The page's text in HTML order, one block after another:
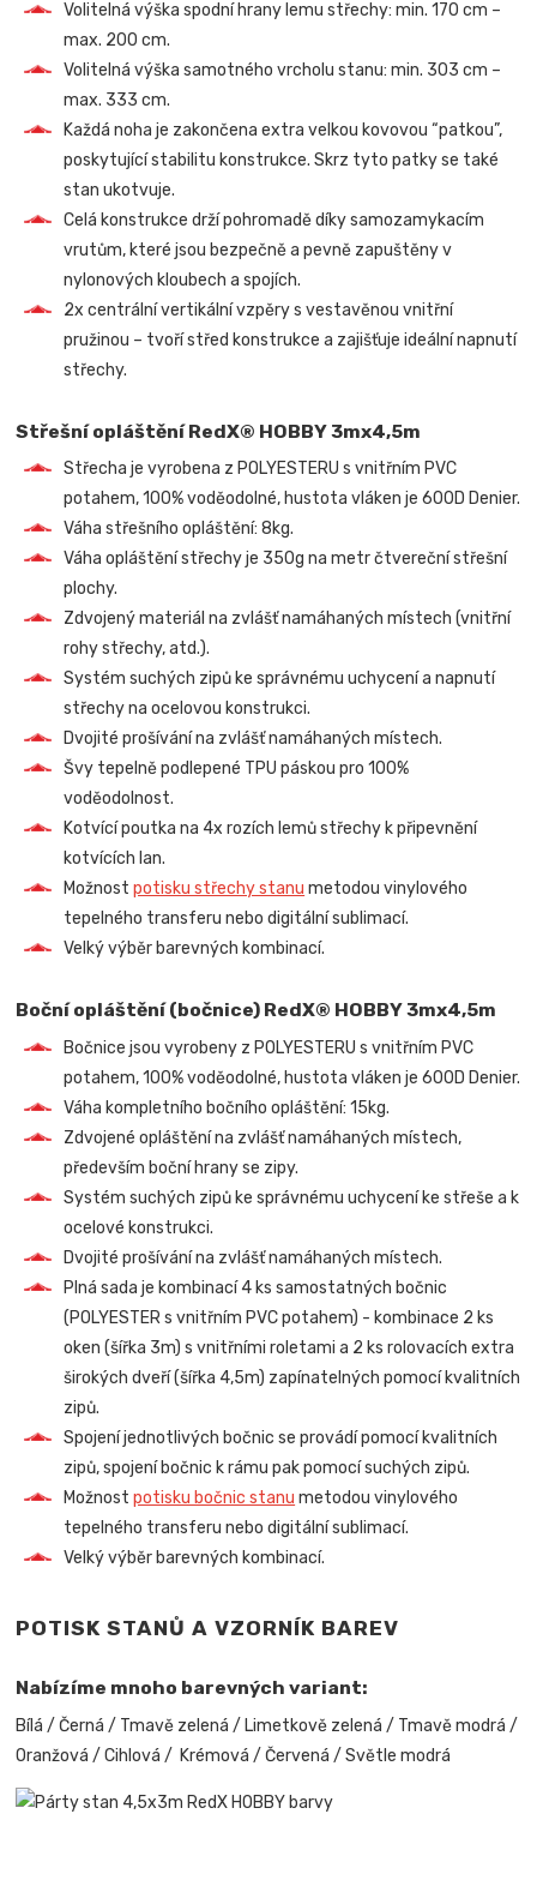
Volitelná výška spodní hrany lemu střechy: min. 170 cm –
max. 200 cm.
Volitelná výška samotného vrcholu stanu: min. 303 cm –
max. 333 cm.
Každá noha je zakončena extra velkou kovovou “patkou”,
poskytující stabilitu konstrukce. Skrz tyto patky se také
stan ukotvuje.
Celá konstrukce drží pohromadě díky samozamykacím
vrutům, které jsou bezpečně a pevně zapuštěny v
nylonových kloubech a spojích.
2x centrální vertikální vzpěry s vestavěnou vnitřní
pružinou – tvoří střed konstrukce a zajišťuje ideální napnutí
střechy.
Střešní opláštění RedX® HOBBY 3mx4,5m
Střecha je vyrobena z POLYESTERU s vnitřním PVC
potahem, 100% voděodolné, hustota vláken je 600D Denier.
Váha střešního opláštění: 8kg.
Váha opláštění střechy je 350g na metr čtvereční střešní
plochy.
Zdvojený materiál na zvlášť namáhaných místech (vnitřní
rohy střechy, atd.).
Systém suchých zipů ke správnému uchycení a napnutí
střechy na ocelovou konstrukci.
Dvojité prošívání na zvlášť namáhaných místech.
Švy tepelně podlepené TPU páskou pro 100%
voděodolnost.
Kotvící poutka na 4x rozích lemů střechy k připevnění
kotvících lan.
Možnostpotisku střechy stanu metodou vinylového
tepelného transferu nebo digitální sublimací.
Velký výběr barevných kombinací.
Boční opláštění (bočnice) RedX® HOBBY 3mx4,5m
Bočnice jsou vyrobeny z POLYESTERU s vnitřním PVC
potahem, 100% voděodolné, hustota vláken je 600D Denier.
Váha kompletního bočního opláštění: 15kg.
Zdvojené opláštění na zvlášť namáhaných místech,
především boční hrany se zipy.
Systém suchých zipů ke správnému uchycení ke střeše a k
ocelové konstrukci.
Dvojité prošívání na zvlášť namáhaných místech.
Plná sada je kombinací 4 ks samostatných bočnic
(POLYESTER s vnitřním PVC potahem) - kombinace 2 ks
oken (šířka 3m) s vnitřními roletami a 2 ks rolovacích extra
širokých dveří (šířka 4,5m) zapínatelných pomocí kvalitních
zipů.
Spojení jednotlivých bočnic se provádí pomocí kvalitních
zipů, spojení bočnic k rámu pak pomocí suchých zipů.
Možnostpotisku bočnic stanu metodou vinylového
tepelného transferu nebo digitální sublimací.
Velký výběr barevných kombinací.
POTISK STANŮ A VZORNÍK BAREV
Nabízíme mnoho barevných variant:
Bílá / Černá / Tmavě zelená / Limetkově zelená / Tmavě modrá /
Oranžová / Cihlová / Krémová / Červená / Světle modrá